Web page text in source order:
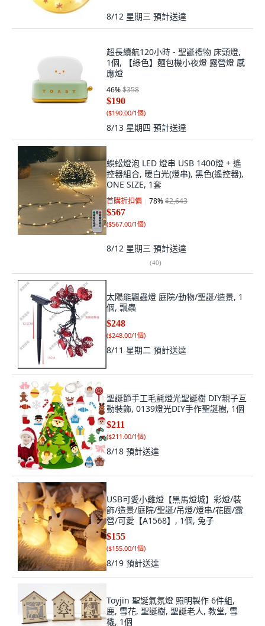
8/12 星期三 預計送達
超長續航120小時 - 聖誕禮物 床頭燈,
1個, 【綠色】麵包機小夜燈 露營燈 感
應燈
46%$358
$190
($190.00/1個)
8/13 星期四 預計送達
蜈蚣燈泡 LED 燈串 USB 1400燈 + 遙
控器組合, 暖白光(燈串), 黑色(遙控器),
ONE SIZE, 1套
首購折扣價 78%$2,643
$567
($567.00/1個)
8/12 星期三 預計送達
(40)
太陽能飄蟲燈 庭院/動物/聖誕/造景, 1
個, 飄蟲
$248
($248.00/1個)
8/11 星期二 預計送達
聖誕節手工毛氈燈光聖誕樹 DIY親子互
動裝飾, 0139燈光DIY手作聖誕樹, 1個
$211
($211.00/1個)
8/18 預計送達
USB可愛小雞燈【黑馬燈城】彩燈/裝
飾/造景/庭院/聖誕/吊燈/燈串/花園/露
營/可愛【A1568】, 1個, 兔子
$155
($155.00/1個)
8/19 預計送達
Toyjin 聖誕氣氛燈 照明製作 6件組,
鹿, 雪花, 聖誕樹, 聖誕老人, 教堂, 雪
橇, 1個